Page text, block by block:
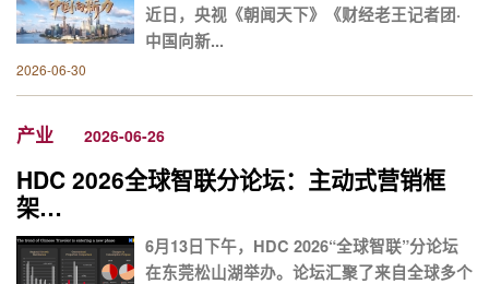
近日，央视《朝闻天下》《财经老王记者团·
中国向新...
2026-06-30
产业 2026-06-26
HDC 2026全球智联分论坛：主动式营销框
架…
6月13日下午，HDC 2026“全球智联”分论坛
在东莞松山湖举办。论坛汇聚了来自全球多个